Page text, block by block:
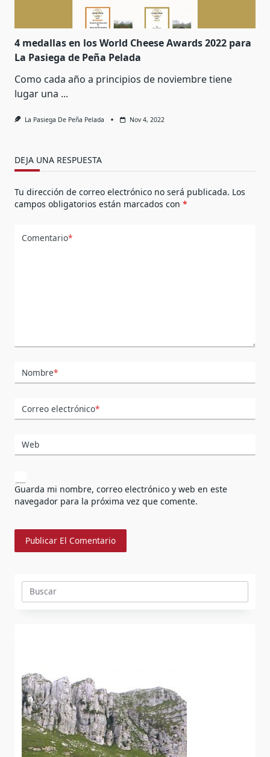
4 medallas en los World Cheese Awards 2022 para
La Pasiega de Peña Pelada
Como cada año a principios de noviembre tiene
lugar una ...
La Pasiega De Peña Pelada Nov 4, 2022
DEJA UNA RESPUESTA
Tu dirección de correo electrónico no será publicada. Los
campos obligatorios están marcados con *
Comentario*
Nombre*
Correo electrónico*
Web
Guarda mi nombre, correo electrónico y web en este
navegador para la próxima vez que comente.
Buscar: